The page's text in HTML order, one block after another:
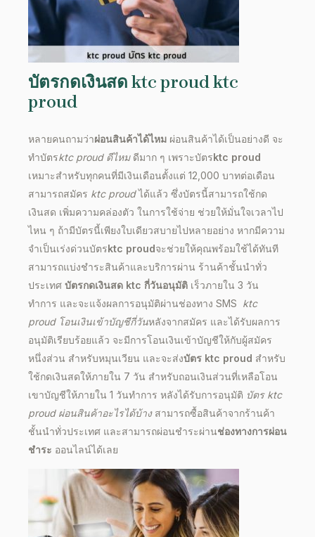
บัตรกดเงินสด ktc proudktc
proud
หลายคนถามว่าผ่อนสินค้าได้ไหม ผ่อนสินค้าได้เป็นอย่างดี จะ
ทำบัตรktc proud ดีไหม ดีมาก ๆ เพราะบัตรktc proud
เหมาะสำหรับทุกคนที่มีเงินเดือนตั้งแต่ 12,000 บาทต่อเดือน
สามารถสมัคร ktc proudได้แล้ว ซึ่งบัตรนี้สามารถใช้กด
เงินสด เพิ่มความคล่องตัว ในการใช้จ่าย ช่วยให้มั่นใจเวลาไป
ไหน ๆ ถ้ามีบัตรนี้เพียงใบเดียวสบายไปหลายอย่าง หากมีความ
จำเป็นเร่งด่วนบัตรktc proudจะช่วยให้คุณพร้อมใช้ได้ทันที
สามารถแบ่งชำระสินค้าและบริการผ่าน ร้านค้าชั้นนำทั่ว
ประเทศ บัตรกดเงินสด ktc กี่วันอนุมัติ เร็วภายใน 3 วัน
ทำการ และจะแจ้งผลการอนุมัติผ่านช่องทาง SMS ktc
proud โอนเงินเข้าบัญชีกี่วันหลังจากสมัคร และได้รับผลการ
อนุมัติเรียบร้อยแล้ว จะมีการโอนเงินเข้าบัญชีให้กับผู้สมัคร
หนึ่งส่วน สำหรับหมุนเวียน และจะส่งบัตร ktc proud สำหรับ
ใช้กดเงินสดให้ภายใน 7 วัน สำหรับถอนเงินส่วนที่เหลือโอน
เขาบัญชีให้ภายใน 1 วันทำการ หลังได้รับการอนุมัติ บัตร ktc
proud ผ่อนสินค้าอะไรได้บ้าง สามารถซื้อสินค้าจากร้านค้า
ชั้นนำทั่วประเทศ และสามารถผ่อนชำระผ่านช่องทางการผ่อน
ชำระ ออนไลน์ได้เลย